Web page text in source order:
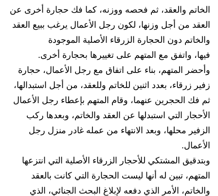
الخاتم والعقد، ثم فحصه ووزنه، كما فك حجارة أخرى عن
العقد من أجل وزنها، لكون رجل الأعمال يرغب ببيع العقد
والخاتم دون الحجارة الزرقاء الأصلية الموجودة
فيها، واتفق مع المتهم على تغييرها بحجارة أخرى.
وأحضر المتهم، بناء على اتفاق مع رجل الأعمال، حجارة
زفير زرقاء، بعدد اثنين للخاتم وللعقد، من أجل استبدالها،
ثم فك الحجرين عنهما، وقام المتهم بإعطاء رجل الأعمال
الأحجار التي استبدلها عن العقد والخاتم، وبعدها ركب
الزفير محلها، وبعد الانتهاء من عمله غادر منزل رجل
الأعمال.
وبتدقيق المشتكي للأحجار الزرقاء الأصلية التي انتزعها
المتهم، تبين له أنها ليست الحجارة التي كانت بالعقد
والخاتم، الأمر الذي دفعه لإبلاغ البحث الجنائي، الذي